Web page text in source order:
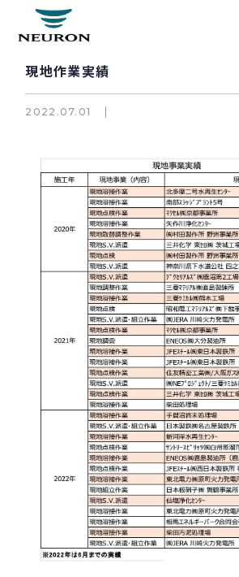
管路防災研究所
Company
製品＆サービス Products&Service
R&D
新着情報 News&Topics
Recruit
お問い合わせ
webカタログ
現地作業実績
2022.07.01